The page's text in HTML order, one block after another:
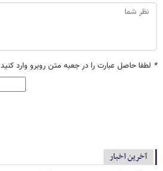
* لطفا حاصل عبارت را در جعبه متن روبرو وارد کنید
آخرین اخبار